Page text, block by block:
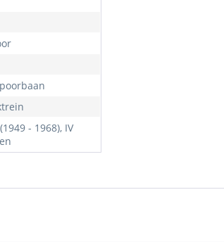
- 1968), IV